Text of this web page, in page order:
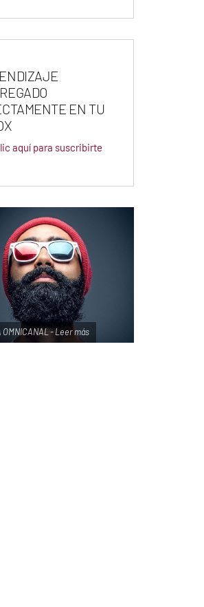
EN TU
aquí para suscribirte
OMNICANAL - Leer más